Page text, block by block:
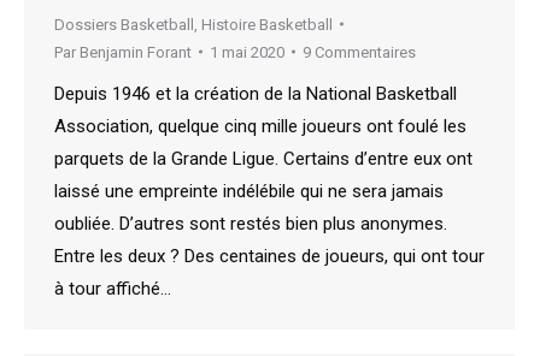
Dossiers Basketball
Histoire Basketball
Par Benjamin Forant 1 mai 2020 9 Commentaires
Depuis 1946 et la création de la National Basketball
Association, quelque cinq mille joueurs ont foulé les
parquets de la Grande Ligue. Certains d’entre eux ont
laissé une empreinte indélébile qui ne sera jamais
oubliée. D’autres sont restés bien plus anonymes.
Entre les deux ? Des centaines de joueurs, qui ont tour
à tour affiché…